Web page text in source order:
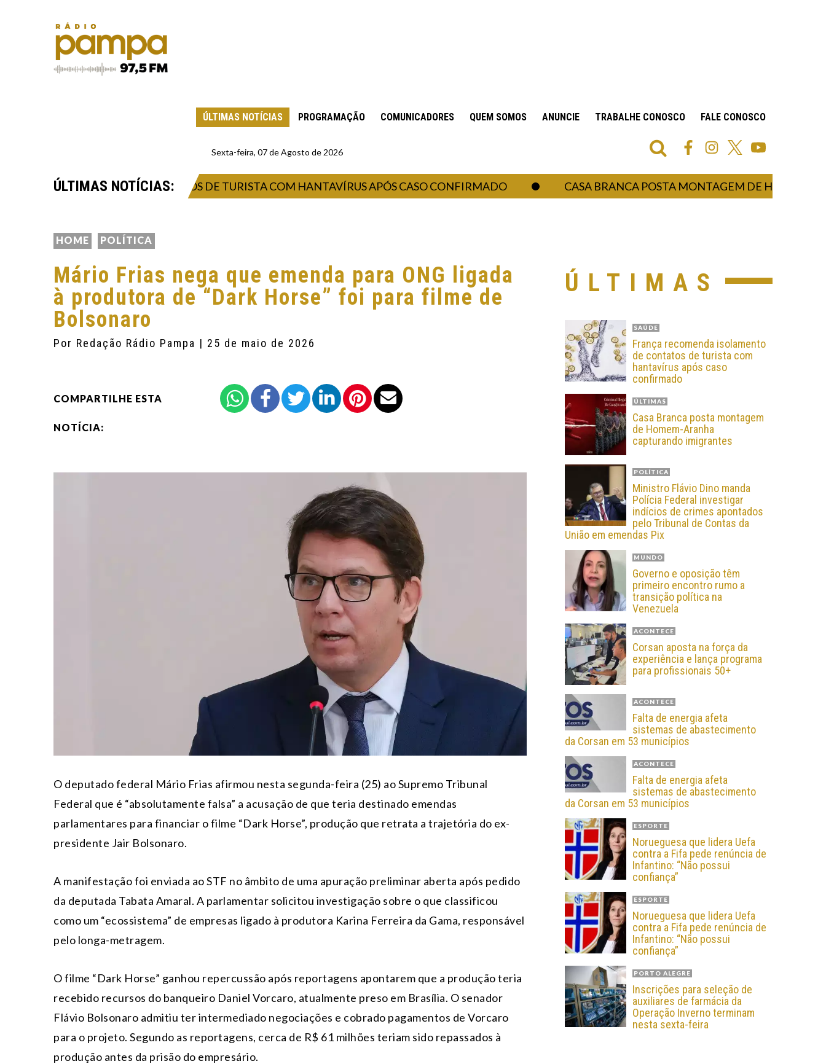
ÚLTIMAS NOTÍCIAS PROGRAMAÇÃO COMUNICADORES QUEM SOMOS ANUNCIE TRABALHE CONOSCO FALE CONOSCO
Sexta-feira, 07 de Agosto de 2026
ÚLTIMAS NOTÍCIAS:
ISOLAMENTO DE CONTATOS DE TURISTA COM HANTAVÍRUS APÓS CASO CONFIRMADO CASA BRANCA POSTA MONTAGEM DE HOMEM-
HOME POLÍTICA
Mário Frias nega que emenda para ONG ligada
à produtora de “Dark Horse” foi para filme de
Bolsonaro
Por Redação Rádio Pampa | 25 de maio de 2026
COMPARTILHE ESTA
NOTÍCIA:
O deputado federal Mário Frias afirmou nesta segunda-feira (25) aoSupremo Tribunal
Federal que é “absolutamente falsa” a acusação de que teria destinado emendas
parlamentares para financiar o filme “Dark Horse”, produção que retrata a trajetória do ex-
presidente Jair Bolsonaro.
A manifestação foi enviada ao STF no âmbito de uma apuração preliminar aberta após pedido
da deputada Tabata Amaral. A parlamentar solicitou investigação sobre o que classificou
como um “ecossistema” de empresas ligado à produtora Karina Ferreira da Gama, responsável
pelo longa-metragem.
O filme “Dark Horse” ganhou repercussão após reportagens apontarem que a produção teria
recebido recursos do banqueiro Daniel Vorcaro, atualmente preso em Brasília. O senador
Flávio Bolsonaro admitiu ter intermediado negociações e cobrado pagamentos de Vorcaro
para o projeto. Segundo as reportagens, cerca de R$ 61 milhões teriam sido repassados à
produção antes da prisão do empresário.
ÚLTIMAS
SAÚDE
França recomenda isolamento
de contatos de turista com
hantavírus após caso
confirmado
ÚLTIMAS
Casa Branca posta montagem
de Homem-Aranha
capturando imigrantes
POLÍTICA
Ministro Flávio Dino manda
Polícia Federal investigar
indícios de crimes apontados
pelo Tribunal de Contas da
União em emendas Pix
MUNDO
Governo e oposição têm
primeiro encontro rumo a
transição política na
Venezuela
ACONTECE
Corsan aposta na força da
experiência e lança programa
para profissionais 50+
ACONTECE
Falta de energia afeta
sistemas de abastecimento
da Corsan em 53 municípios
ACONTECE
Falta de energia afeta
sistemas de abastecimento
da Corsan em 53 municípios
ESPORTE
Norueguesa que lidera Uefa
contra a Fifa pede renúncia de
Infantino: “Não possui
confiança”
ESPORTE
Norueguesa que lidera Uefa
contra a Fifa pede renúncia de
Infantino: “Não possui
confiança”
PORTO ALEGRE
Inscrições para seleção de
auxiliares de farmácia da
Operação Inverno terminam
nesta sexta-feira